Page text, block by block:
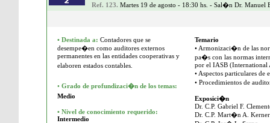
Ref. 123. Martes 19 de agosto - 18:30 hs. - Sal�n Dr. Manuel
• Destinada a: Contadores que se
desempe�en como auditores externos
permanentes en las entidades cooperativas y
elaboren estados contables.
• Grado de profundizaci�n de los temas:
Medio
• Nivel de conocimiento requerido:
Intermedio
Temario
• Armonizaci�n de las
pa�s con las normas
por el IASB (International
• Aspectos particulares
• Procedimientos de
Exposici�n
Dr. C.P. Gabriel F.
Dr. C.P. Mart�n A. Kerner